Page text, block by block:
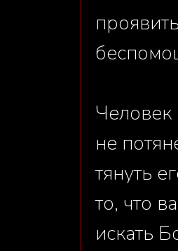
Человек
не
тянуть
то, что
искать